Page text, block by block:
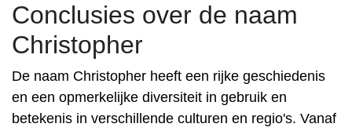
Conclusies over de naam
Christopher
De naam Christopher heeft een rijke geschiedenis
en een opmerkelijke diversiteit in gebruik en
betekenis in verschillende culturen en regio's. Vanaf